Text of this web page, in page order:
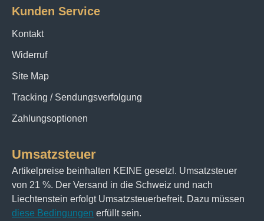
Kunden Service
Kontakt
Widerruf
Site Map
Tracking / Sendungsverfolgung
Zahlungsoptionen
Umsatzsteuer
Artikelpreise beinhalten KEINE gesetzl. Umsatzsteuer
von 21 %. Der Versand in die Schweiz und nach
Liechtenstein erfolgt Umsatzsteuerbefreit. Dazu müssen
diese Bedingungen erfüllt sein.